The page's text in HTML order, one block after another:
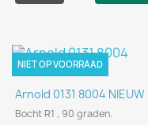
Arnold 0131 8004 NIEUW
Bocht R1 , 90 graden.
NIET OP VOORRAAD